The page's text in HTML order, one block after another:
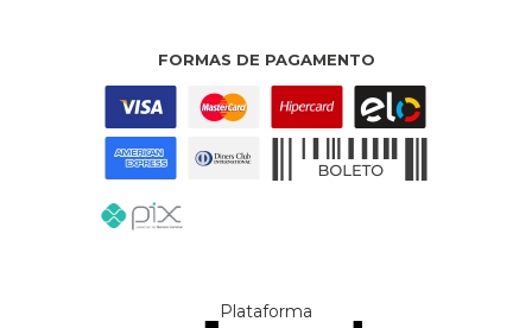
FORMAS DE PAGAMENTO
Plataforma